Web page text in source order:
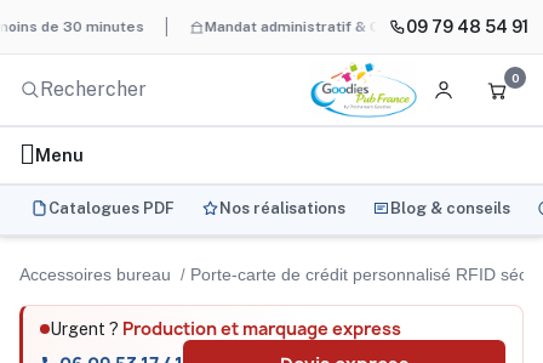
minutes Mandat administratif & Chorus Pro BAT
09 79 48 54 91
0
Menu
Catalogues PDF Nos réalisations Blog & conseils
Accessoires bureau Porte-carte de crédit personnalisé RFID
Urgent ? Production et marquage express